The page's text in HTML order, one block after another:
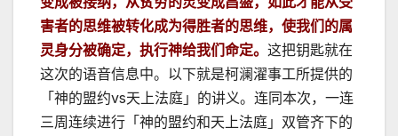
害者的思维被转化成为得胜者的思维，使我们的属
灵身分被确定，执行神给我们命定。 这把钥匙就在
这次的语音信息中。以下就是柯澜濯事工所提供的
「神的盟约vs天上法庭」的讲义。连同本次，一连
三周连续进行「神的盟约和天上法庭」双管齐下的